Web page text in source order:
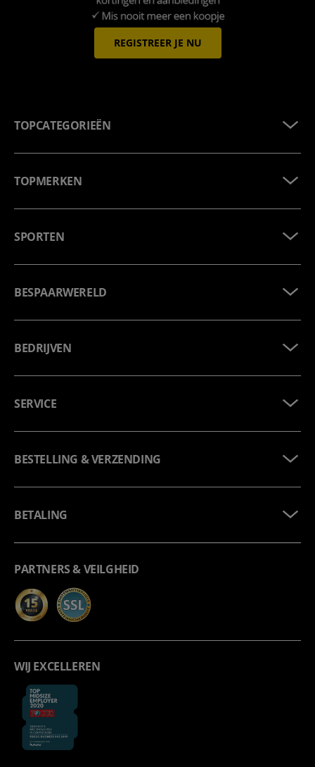
REGISTREER JE NU
TOPCATEGORIEËN
TOPMERKEN
SPORTEN
BESPAARWERELD
BEDRIJVEN
SERVICE
BESTELLING & VERZENDING
BETALING
PARTNERS & VEILGHEID
WIJ EXCELLEREN